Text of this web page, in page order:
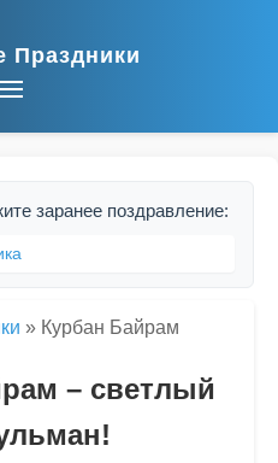
Праздники
заранее поздравление:
» Курбан Байрам
– светлый